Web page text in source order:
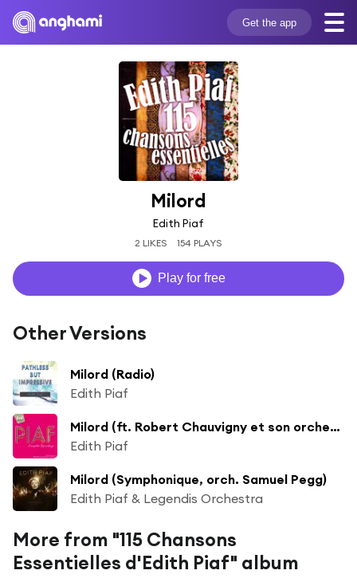
Get the app
Milord
Edith Piaf
2 LIKES 154 PLAYS
Play for free
Other Versions
Milord (Radio)
Edith Piaf
Milord (ft. Robert Chauvigny et son orchestre)
Edith Piaf
Milord (Symphonique, orch. Samuel Pegg)
Edith Piaf & Legendis Orchestra
More from "115 Chansons
Essentielles d'Edith Piaf" album